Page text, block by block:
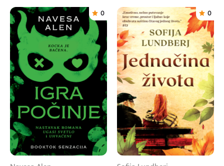
0
0